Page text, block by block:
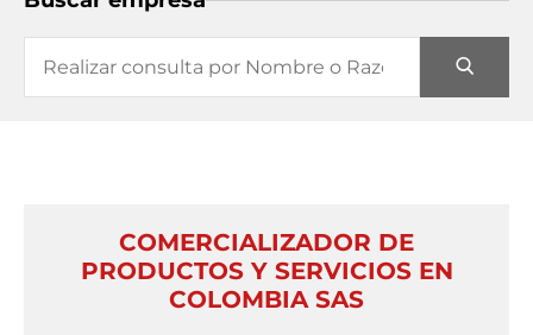
COMERCIALIZADOR DE
PRODUCTOS Y SERVICIOS EN
COLOMBIA SAS